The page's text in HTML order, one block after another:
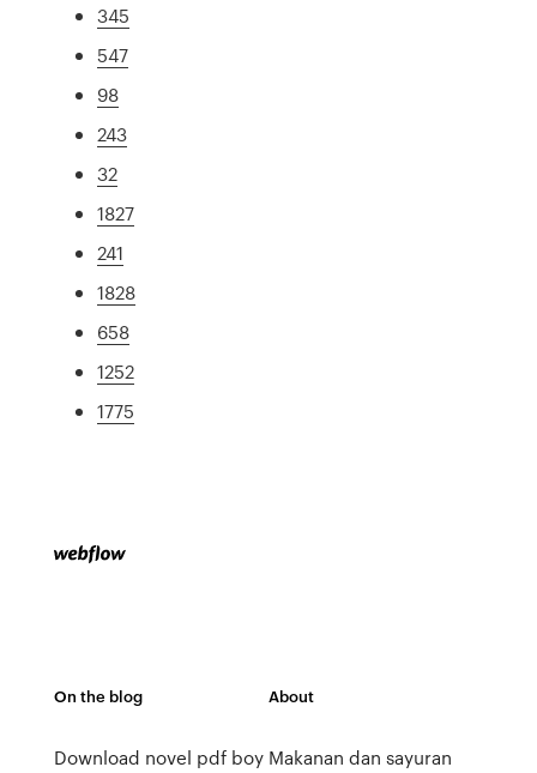
345
547
98
243
32
1827
241
1828
658
1252
1775
On the blog
Download novel pdf boy
About
Makanan dan sayuran